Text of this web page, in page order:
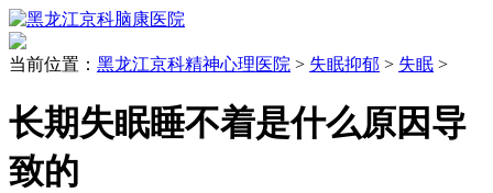
当前位置： 黑龙江京科精神心理医院 > 失眠抑郁 > 失眠 >
长期失眠睡不着是什么原因导
致的